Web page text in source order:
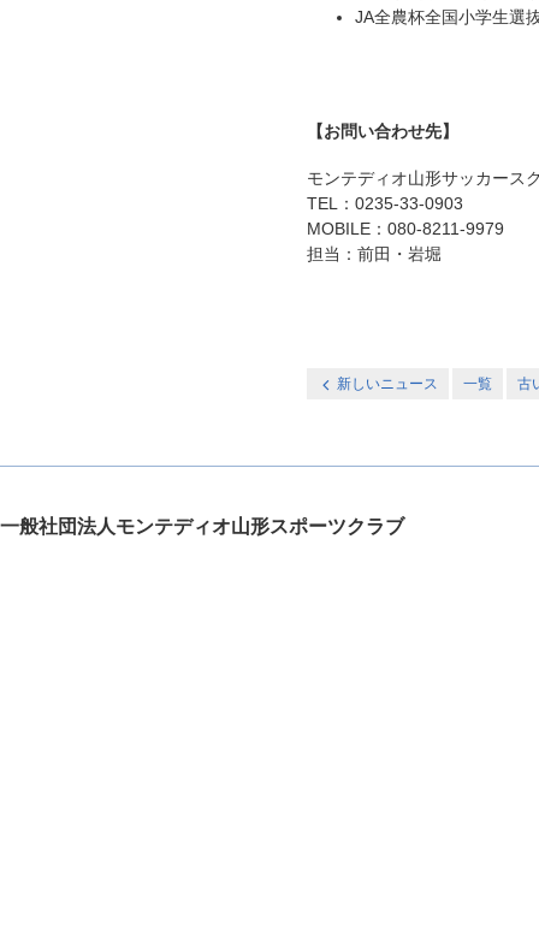
JA全農杯全国小学生選
【お問い合わせ先】
モンテディオ山形サッカース
TEL：0235-33-0903
MOBILE：080-8211-9979
担当：前田・岩堀
新しいニュース 一覧 古
一般社団法人モンテディオ山形スポーツクラブ